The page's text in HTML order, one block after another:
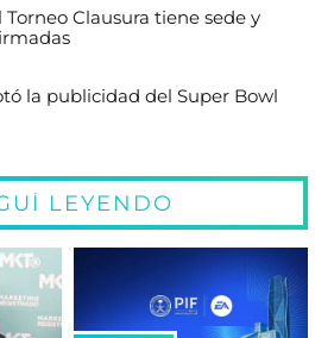
Torneo Clausura tiene sede y
la publicidad del Super Bowl
LEYENDO